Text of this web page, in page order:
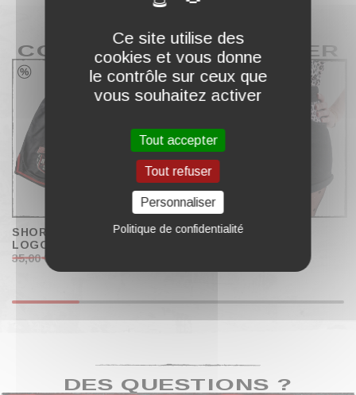
COMPLÉTER MON PANIER
SHORT JERSEY "BLOCK
LOGO"
35,00 €
SHORT À REVERS
DES QUESTIONS ?
Ce site utilise des
cookies et vous donne
le contrôle sur ceux que
vous souhaitez activer
Tout accepter
Tout refuser
Personnaliser
Politique de confidentialité